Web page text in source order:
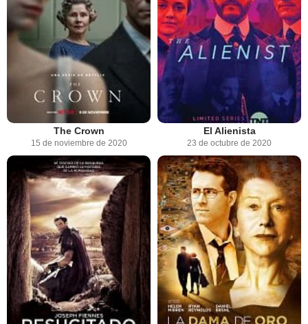
The Crown
15 de noviembre de 2020
El Alienista
23 de octubre de 2020